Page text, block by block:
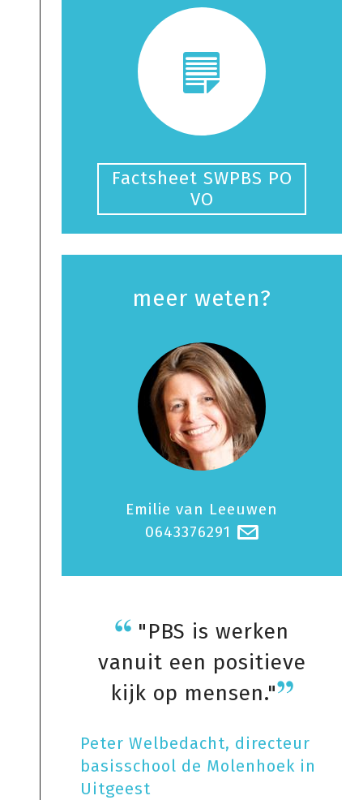
Factsheet SWPBS PO
VO
meer weten?
Emilie van Leeuwen
0643376291
@
"PBS is werken
vanuit een positieve
kijk op mensen."
Peter Welbedacht, directeur
basisschool de Molenhoek in
Uitgeest